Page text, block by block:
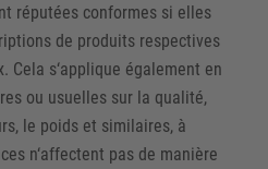
réputées conformes si elles
de produits respectives
Cela s‘applique également en
ou usuelles sur la qualité,
le poids et similaires, à
n‘affectent pas de manière